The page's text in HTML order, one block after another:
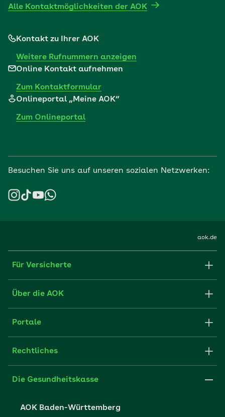
Alle Kontaktmöglichkeiten der AOK
Kontakt zu Ihrer AOK
Weitere Rufnummern anzeigen
Online Kontakt aufnehmen
Zum Kontaktformular
Onlineportal „Meine AOK“
Zum Onlineportal
Besuchen Sie uns auf unseren sozialen Netzwerken:
aok.de
Für Versicherte
Formulare und Anträge
FAQ
Über die AOK
Struktur & Verwaltung
Partner der AOK
Portale
Fachportal für Arbeitgeber
Presse- und Politikportal
Rechtliches
Impressum
Die Gesundheitskasse
AOK Baden-Württemberg